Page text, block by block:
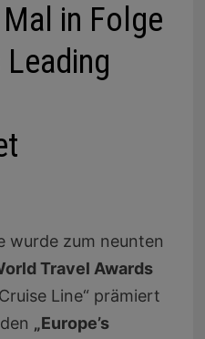
in Folge
Leading
wurde zum neunten
Travel Awards
Line“ prämiert
„Europe’s